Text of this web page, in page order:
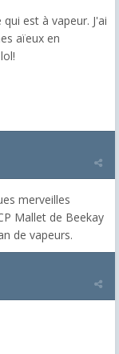
est à vapeur. J'ai
aïeux en
merveilles
Mallet de Beekay
de vapeurs.